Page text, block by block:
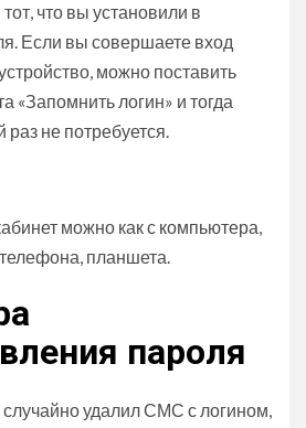
что вы установили в
Если вы совершаете вход
можно поставить
«Запомнить логин» и тогда
раз не потребуется.
можно как с компьютера,
планшета.
пароля
случайно удалил СМС с логином,